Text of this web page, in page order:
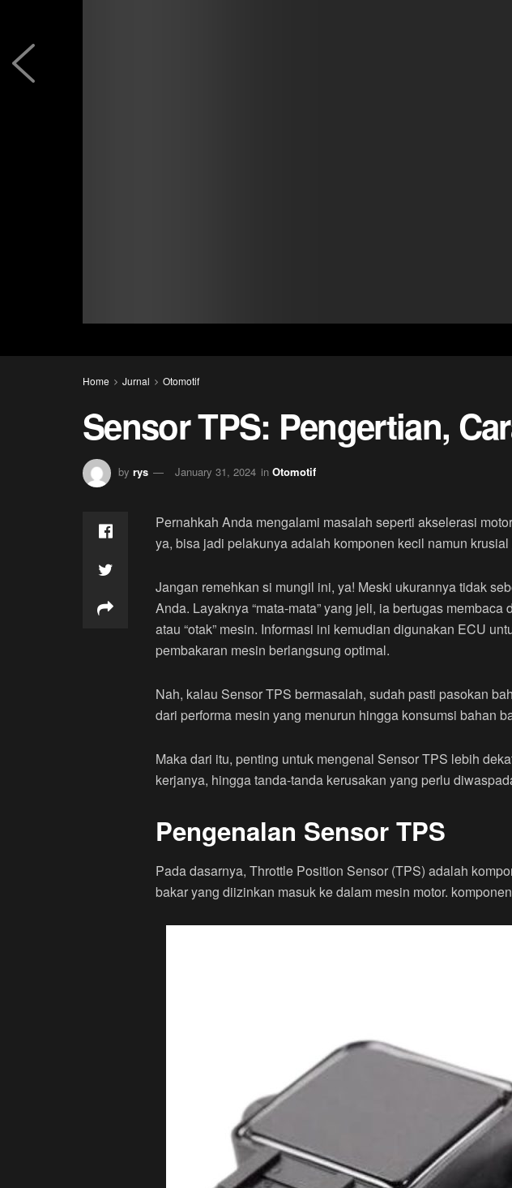
Home Jurnal Otomotif
Sensor TPS: Pengertian,
by rys January 31, 2024 in Otomotif
Pernahkah Anda mengalami masalah seperti akselerasi
ya, bisa jadi pelakunya adalah komponen kecil namun
Jangan remehkan si mungil ini, ya! Meski ukurannya tidak
Anda. Layaknya “mata-mata” yang jeli, ia bertugas
atau “otak” mesin. Informasi ini kemudian digunakan ECU
pembakaran mesin berlangsung optimal.
Nah, kalau Sensor TPS bermasalah, sudah pasti pasokan
dari performa mesin yang menurun hingga konsumsi bahan
Maka dari itu, penting untuk mengenal Sensor TPS lebih
kerjanya, hingga tanda-tanda kerusakan yang perlu
Pengenalan Sensor TPS
Pada dasarnya, Throttle Position Sensor (TPS) adalah
bakar yang diizinkan masuk ke dalam mesin motor.